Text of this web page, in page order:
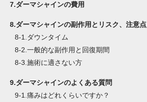
7.ダーマシャインの費用
8.ダーマシャインの副作用とリスク、注意点
8-1. ダウンタイム
8-2. 一般的な副作用と回復期間
8-3. 施術に適さない方
9.ダーマシャインのよくある質問
9-1. 痛みはどれくらいですか？